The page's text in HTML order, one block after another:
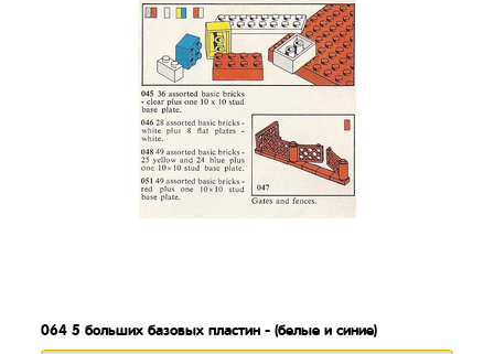
064 5 больших базовых пластин - (белые и синие)